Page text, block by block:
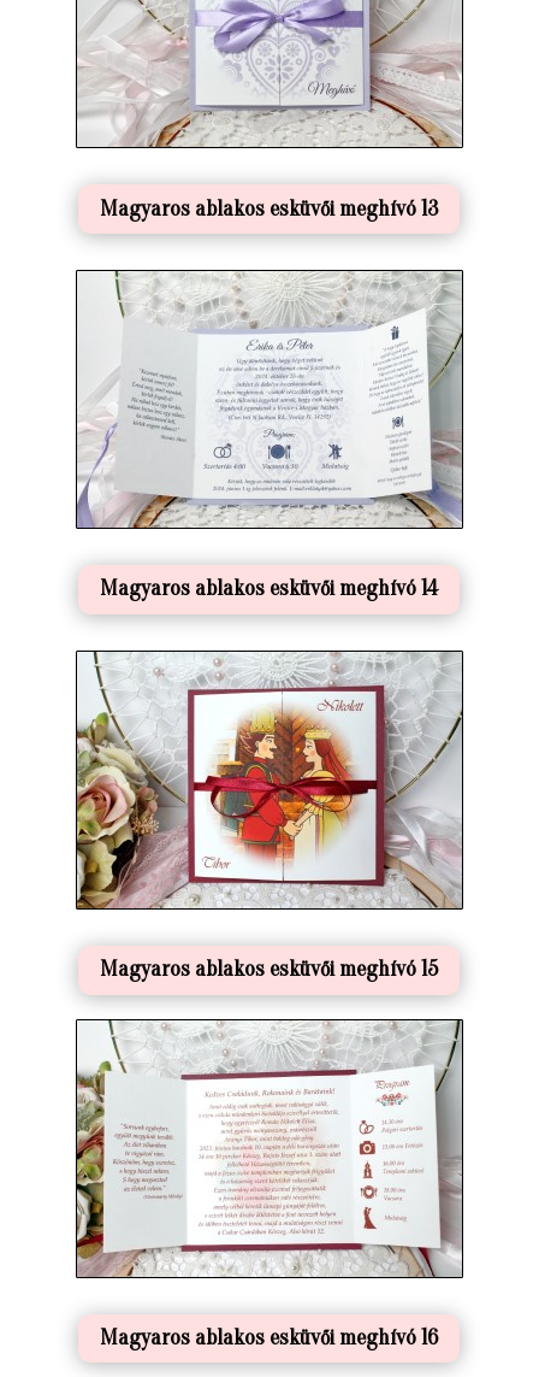
Magyaros ablakos esküvői meghívó 13
Magyaros ablakos esküvői meghívó 14
Magyaros ablakos esküvői meghívó 15
Magyaros ablakos esküvői meghívó 16